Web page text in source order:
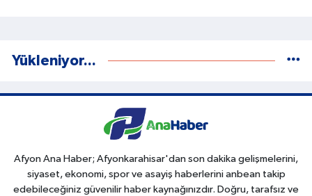
Yükleniyor...
Afyon Ana Haber; Afyonkarahisar'dan son dakika gelişmelerini,
siyaset, ekonomi, spor ve asayiş haberlerini anbean takip
edebileceğiniz güvenilir haber kaynağınızdır. Doğru, tarafsız ve